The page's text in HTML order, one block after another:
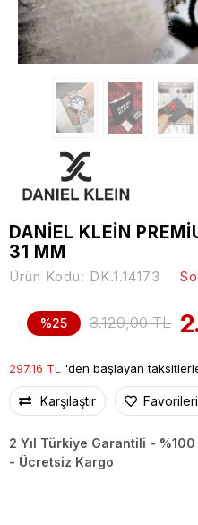
DANİEL KLEİN
31 MM
Ürün Kodu: DK.1.14173
%25 3.129,00 TL
297,16 TL 'den başlayan
Karşılaştır
2 Yıl Türkiye Garantili -
- Ücretsiz Kargo